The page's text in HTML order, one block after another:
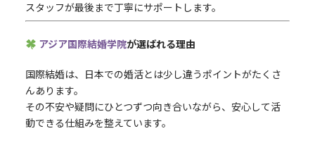
スタッフが最後まで丁寧にサポートします。
アジア国際結婚学院が選ばれる理由
国際結婚は、日本での婚活とは少し違うポイントがたくさ
んあります。
その不安や疑問にひとつずつ向き合いながら、安心して活
動できる仕組みを整えています。